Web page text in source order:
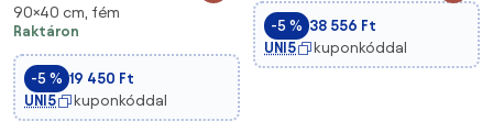
Szett Acél Vázszal
Gyümölcsök, Zöldségek,
Virágok Támogatására Kültéri
Dekorációhoz Teraszon, 40x90
cm Zöld | Aosom
90×40 cm, fém
Raktáron
-5 % 19 450 Ft
UNI5
kuponkóddal
59 x 203 cm Fekete | Aosom
-5 % 38 556 Ft
UNI5
kuponkóddal